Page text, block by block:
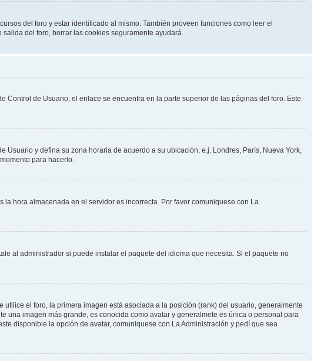
del foro y estar identificado al mismo. También proveen funciones como leer el
del foro, borrar las cookies seguramente ayudará.
de Usuario; el enlace se encuentra en la parte superior de las páginas del foro. Este
y defina su zona horaria de acuerdo a su ubicación, e.j. Londres, París, Nueva York,
para hacerlo.
hora almacenada en el servidor es incorrecta. Por favor comuniquese con La
al administrador si puede instalar el paquete del idioma que necesita. Si el paquete no
el foro, la primera imagen está asociada a la posición (rank) del usuario, generalmente
imagen más grande, es conocida como avatar y generalmete es única o personal para
disponible la opción de avatar, comuniquese con La Administración y pedí que sea